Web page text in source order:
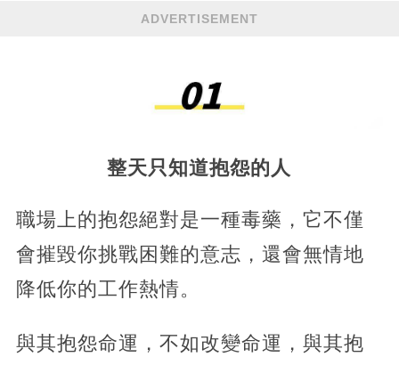
ADVERTISEMENT
整天只知道抱怨的人‍
職場上的抱怨絕對是一種毒藥，它不僅
會摧毀你挑戰困難的意志，還會無情地
降低你的工作熱情。
與其抱怨命運，不如改變命運，與其抱